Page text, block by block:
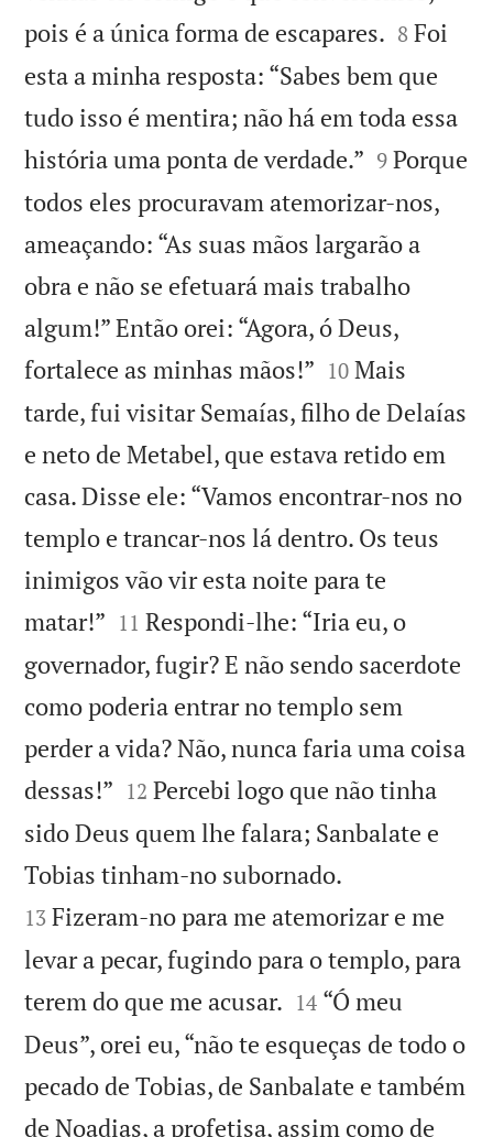
pois é a única forma de escapares. 

8 Foi
esta a minha resposta: “Sabes bem que
tudo isso é mentira; não há em toda essa
história uma ponta de verdade.” 

9 Porque
todos eles procuravam atemorizar-nos,
ameaçando: “As suas mãos largarão a
obra e não se efetuará mais trabalho
algum!” Então orei: “Agora, ó Deus,
fortalece as minhas mãos!” 

10 Mais
tarde, fui visitar Semaías, filho de Delaías
e neto de Metabel, que estava retido em
casa. Disse ele: “Vamos encontrar-nos no
templo e trancar-nos lá dentro. Os teus
inimigos vão vir esta noite para te
matar!” 

11 Respondi-lhe: “Iria eu, o
governador, fugir? E não sendo sacerdote
como poderia entrar no templo sem
perder a vida? Não, nunca faria uma coisa
dessas!” 

12 Percebi logo que não tinha
sido Deus quem lhe falara; Sanbalate e
Tobias tinham-no subornado.
13 Fizeram-no para me atemorizar e me
levar a pecar, fugindo para o templo, para
terem do que me acusar. 

14 “Ó meu
Deus”, orei eu, “não te esqueças de todo o
pecado de Tobias, de Sanbalate e também
de Noadias, a profetisa, assim como de